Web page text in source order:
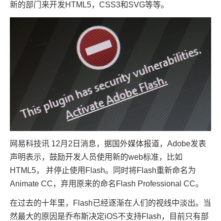
新的部门来开发HTML5，CSS3和SVG等等。
网易科技讯 12月2日消息，据国外媒体报道，Adobe发表
声明表示，鼓励开发人员使用新的web标准，比如
HTML5， 并停止使用Flash。同时将Flash重新命名为
Animate CC，弃用原来的命名Flash Professional CC。
在过去的十年里，Flash已经逐渐在人们的视线中淡出。当
然最大的原因是乔布斯决定iOS不支持Flash，目前只有部